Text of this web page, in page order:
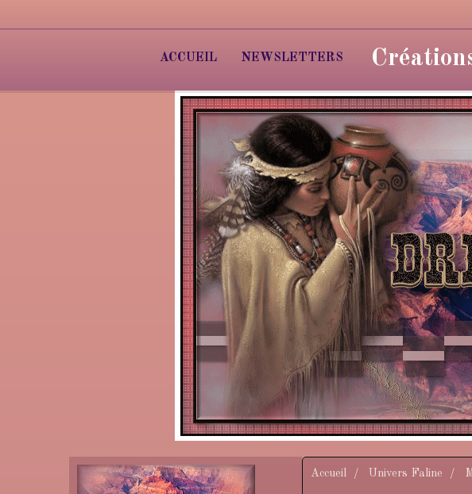
ACCUEIL NEWSLETTERS
Accueil Univers Faline